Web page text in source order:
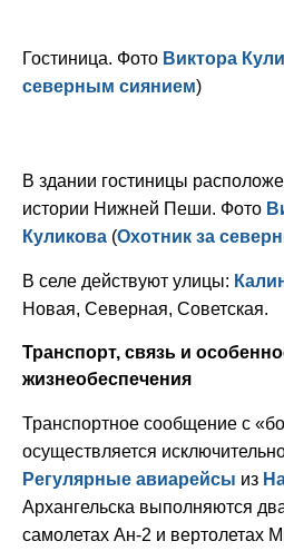
Гостиница. Фото Виктора
северным сиянием)
В здании гостиницы
истории Нижней Пеши. Фото
Куликова (Охотник за
В селе действуют улицы:
Новая, Северная, Советская.
Транспорт, связь и
жизнеобеспечения
Транспортное сообщение с
осуществляется
Регулярные авиарейсы из
Архангельска выполняются
самолетах Ан-2 и вертолетах